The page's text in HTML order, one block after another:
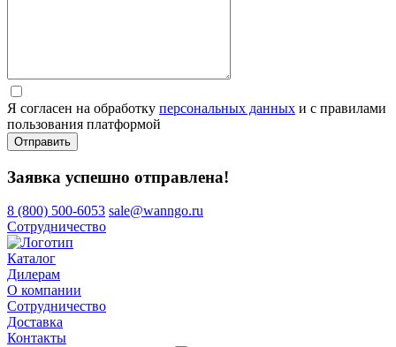
Я согласен на обработку персональных данных и с правилами
пользования платформой
Отправить
Заявка успешно отправлена!
8 (800) 500-6053 sale@wanngo.ru
Сотрудничество
Каталог
Дилерам
О компании
Сотрудничество
Доставка
Контакты